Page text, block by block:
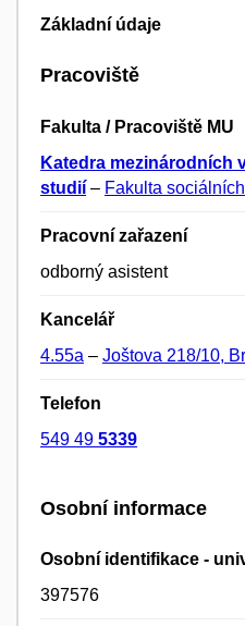
Základní údaje
Pracoviště
Fakulta / Pracoviště MU
Katedra mezinárodních
studií – Fakulta
Pracovní zařazení
odborný asistent
Kancelář
4.55a – Joštova 218/10,
Telefon
549 49 5339
Osobní informace
Osobní identifikace -
397576